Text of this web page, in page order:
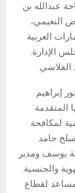
عبدالله بن
النعيمي،
العربية
الإدارة.
الفلاسي.
إبراهيم
المتقدمة
لمكافحة
حامد
يوسف ومدير
والجنسية.
لقطاع